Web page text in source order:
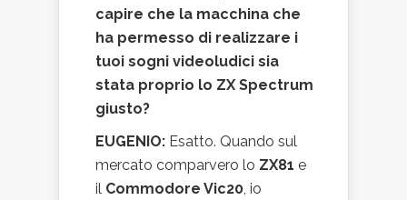
capire che la macchina che
ha permesso di realizzare i
tuoi sogni videoludici sia
stata proprio lo ZX Spectrum
giusto?
EUGENIO: Esatto. Quando sul
mercato comparvero lo ZX81 e
il Commodore Vic20 , io